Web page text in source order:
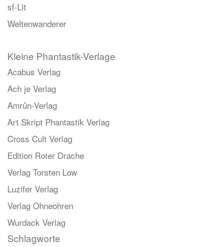
sf-Lit
Weltenwanderer
Kleine Phantastik-Verlage
Acabus Verlag
Ach je Verlag
Amrûn-Verlag
Art Skript Phantastik Verlag
Cross Cult Verlag
Edition Roter Drache
Verlag Torsten Low
Luzifer Verlag
Verlag Ohneohren
Wurdack Verlag
Schlagworte